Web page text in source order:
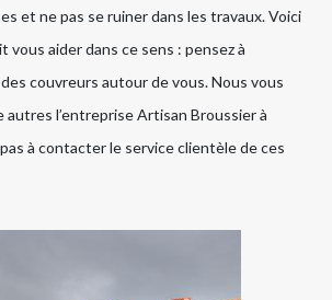
et ne pas se ruiner dans les travaux. Voici
vous aider dans ce sens : pensez à
couvreurs autour de vous. Nous vous
l’entreprise Artisan Broussier à
à contacter le service clientèle de ces